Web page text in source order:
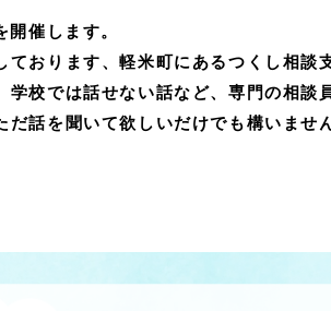
催します。
おります、軽米町にあるつくし相談
校では話せない話など、専門の相談
話を聞いて欲しいだけでも構いませ